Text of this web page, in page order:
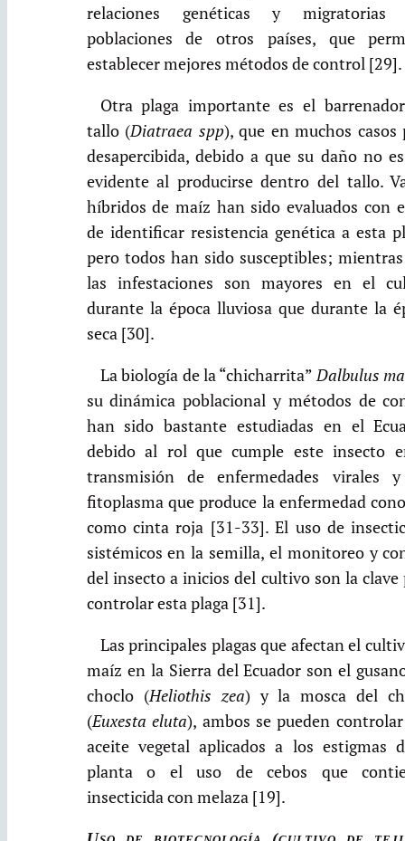
relaciones genéticas y migratorias
poblaciones de otros países, que
establecer mejores métodos de control [29].
Otra plaga importante es el
tallo (Diatraea spp), que en muchos casos
desapercibida, debido a que su daño no
evidente al producirse dentro del tallo.
híbridos de maíz han sido evaluados con
de identificar resistencia genética a esta
pero todos han sido susceptibles;
las infestaciones son mayores en el
durante la época lluviosa que durante la
seca [30].
La biología de la “chicharrita”Dalbulus
su dinámica poblacional y métodos de
han sido bastante estudiadas en el
debido al rol que cumple este insecto
transmisión de enfermedades virales
fitoplasma que produce la enfermedad
como cinta roja [31-33]. El uso de
sistémicos en la semilla, el monitoreo y
del insecto a inicios del cultivo son la clave
controlar esta plaga [31].
Las principales plagas que afectan el
maíz en la Sierra del Ecuador son el
choclo (Heliothis zea) y la mosca del
(Euxesta eluta), ambos se pueden
aceite vegetal aplicados a los estigmas
planta o el uso de cebos que
insecticida con melaza [19].